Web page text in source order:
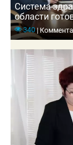
Система
области
340|